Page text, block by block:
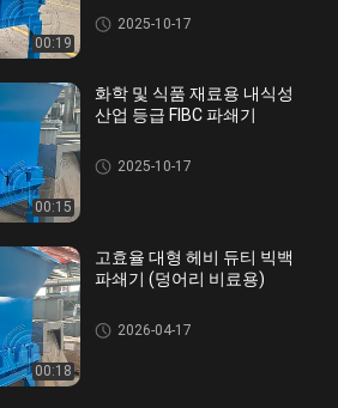
00:19
비료분쇄기 기계
2025-10-17
00:15
화학 및 식품 재료용 내식성
산업 등급 FIBC 파쇄기
비료분쇄기 기계
2025-10-17
00:18
고효율 대형 헤비 듀티 빅백
파쇄기 (덩어리 비료용)
비료분쇄기 기계
2026-04-17